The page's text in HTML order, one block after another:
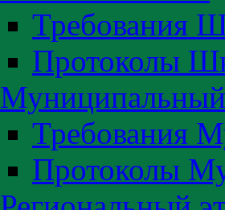
Требования
Протоколы
Муниципальный
Требования
Протоколы